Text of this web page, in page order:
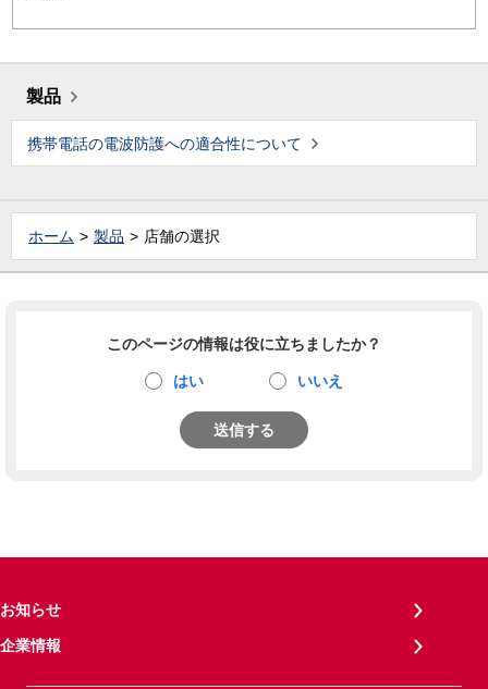
製品
携帯電話の電波防護への適合性について
ホーム 製品 店舗の選択
このページの情報は役に立ちましたか？
はい いいえ
送信する
お知らせ
企業情報